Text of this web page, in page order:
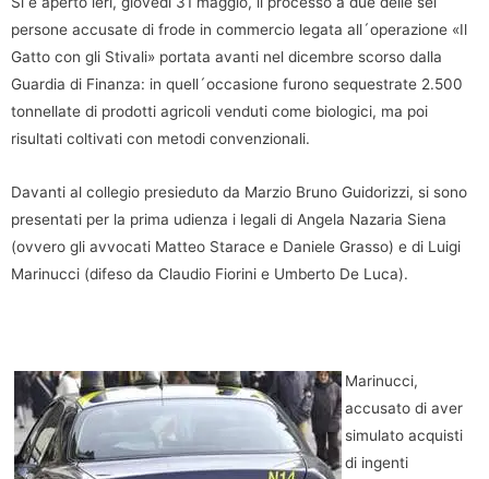
persone accusate di frode in commercio legata all´operazione «Il
Gatto con gli Stivali» portata avanti nel dicembre scorso dalla
Guardia di Finanza: in quell´occasione furono sequestrate 2.500
tonnellate di prodotti agricoli venduti come biologici, ma poi
risultati coltivati con metodi convenzionali.
Davanti al collegio presieduto da Marzio Bruno Guidorizzi, si sono
presentati per la prima udienza i legali di Angela Nazaria Siena
(ovvero gli avvocati Matteo Starace e Daniele Grasso) e di Luigi
Marinucci (difeso da Claudio Fiorini e Umberto De Luca).
Marinucci,
accusato di aver
simulato acquisti
di ingenti